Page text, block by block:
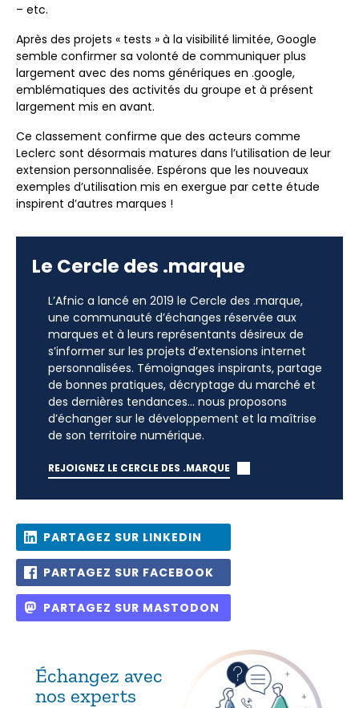
– etc.
Après des projets « tests » à la visibilité limitée, Google
semble confirmer sa volonté de communiquer plus
largement avec des noms génériques en .google,
emblématiques des activités du groupe et à présent
largement mis en avant.
Ce classement confirme que des acteurs comme
Leclerc sont désormais matures dans l’utilisation de leur
extension personnalisée. Espérons que les nouveaux
exemples d’utilisation mis en exergue par cette étude
inspirent d’autres marques !
Le Cercle des .marque
L’Afnic a lancé en 2019 le Cercle des .marque,
une communauté d’échanges réservée aux
marques et à leurs représentants désireux de
s’informer sur les projets d’extensions internet
personnalisées. Témoignages inspirants, partage
de bonnes pratiques, décryptage du marché et
des dernières tendances… nous proposons
d’échanger sur le développement et la maîtrise
de son territoire numérique.
REJOIGNEZ LE CERCLE DES .MARQUE
PARTAGEZ SUR LINKEDIN
PARTAGEZ SUR FACEBOOK
PARTAGEZ SUR MASTODON
Échangez avec
nos experts